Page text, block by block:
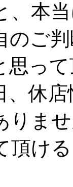
、本
のご
思っ
、休
りま
頂け